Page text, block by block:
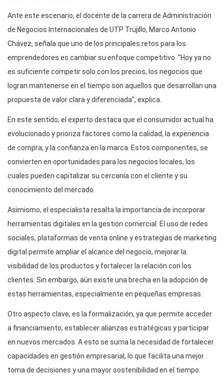
Ante este escenario, el docente de la carrera de Administración
de Negocios Internacionales de UTP Trujillo, Marco Antonio
Chávez, señala que uno de los principales retos para los
emprendedores es cambiar su enfoque competitivo. “Hoy ya no
es suficiente competir solo con los precios, los negocios que
logran mantenerse en el tiempo son aquellos que desarrollan una
propuesta de valor clara y diferenciada”, explica.
En este sentido, el experto destaca que el consumidor actual ha
evolucionado y prioriza factores como la calidad, la experiencia
de compra, y la confianza en la marca. Estos componentes, se
convierten en oportunidades para los negocios locales, los
cuales pueden capitalizar su cercanía con el cliente y su
conocimiento del mercado.
Asimismo, el especialista resalta la importancia de incorporar
herramientas digitales en la gestión comercial. El uso de redes
sociales, plataformas de venta online y estrategias de marketing
digital permite ampliar el alcance del negocio, mejorar la
visibilidad de los productos y fortalecer la relación con los
clientes. Sin embargo, aún existe una brecha en la adopción de
estas herramientas, especialmente en pequeñas empresas.
Otro aspecto clave, es la formalización, ya que permite acceder
a financiamiento, establecer alianzas estratégicas y participar
en nuevos mercados. A esto se suma la necesidad de fortalecer
capacidades en gestión empresarial, lo que facilita una mejor
toma de decisiones y una mayor sostenibilidad en el tiempo.